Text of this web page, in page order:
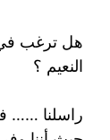
هل ترغب
النعيم ؟
راسلنا ……